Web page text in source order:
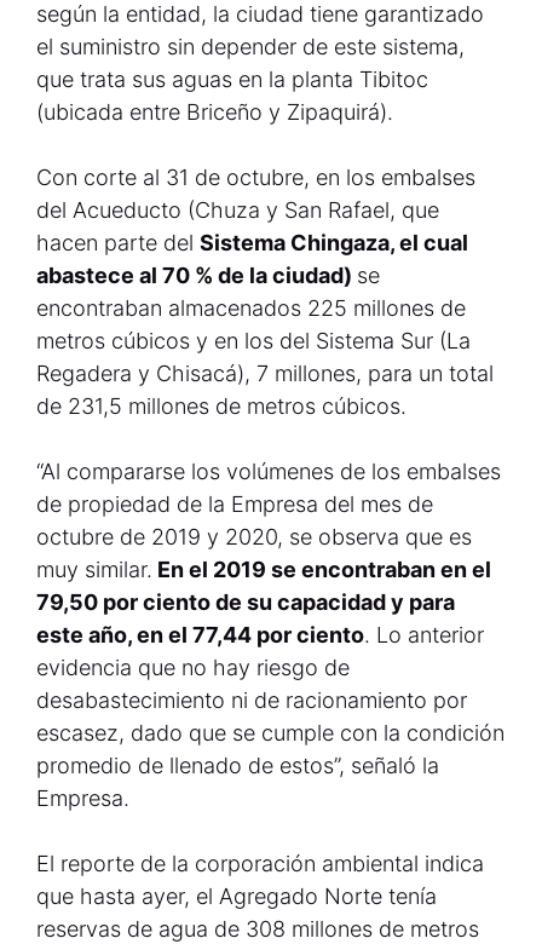
según la entidad, la ciudad tiene garantizado
el suministro sin depender de este sistema,
que trata sus aguas en la planta Tibitoc
(ubicada entre Briceño y Zipaquirá).
Con corte al 31 de octubre, en los embalses
del Acueducto (Chuza y San Rafael, que
hacen parte del Sistema Chingaza, el cual
abastece al 70 % de la ciudad) se
encontraban almacenados 225 millones de
metros cúbicos y en los del Sistema Sur (La
Regadera y Chisacá), 7 millones, para un total
de 231,5 millones de metros cúbicos.
“Al compararse los volúmenes de los embalses
de propiedad de la Empresa del mes de
octubre de 2019 y 2020, se observa que es
muy similar. En el 2019 se encontraban en el
79,50 por ciento de su capacidad y para
este año, en el 77,44 por ciento. Lo anterior
evidencia que no hay riesgo de
desabastecimiento ni de racionamiento por
escasez, dado que se cumple con la condición
promedio de llenado de estos”, señaló la
Empresa.
El reporte de la corporación ambiental indica
que hasta ayer, el Agregado Norte tenía
reservas de agua de 308 millones de metros